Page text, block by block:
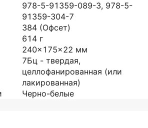
978-5-91359-089-3, 978-5-
91359-304-7
384 (Офсет)
614 г
240x175x22 мм
7Бц - твердая,
целлофанированная (или
лакированная)
Черно-белые